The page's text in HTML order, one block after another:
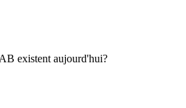
existent aujourd'hui?